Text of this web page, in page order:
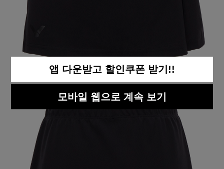
앱 다운받고 할인쿠폰 받기!!
모바일 웹으로 계속 보기